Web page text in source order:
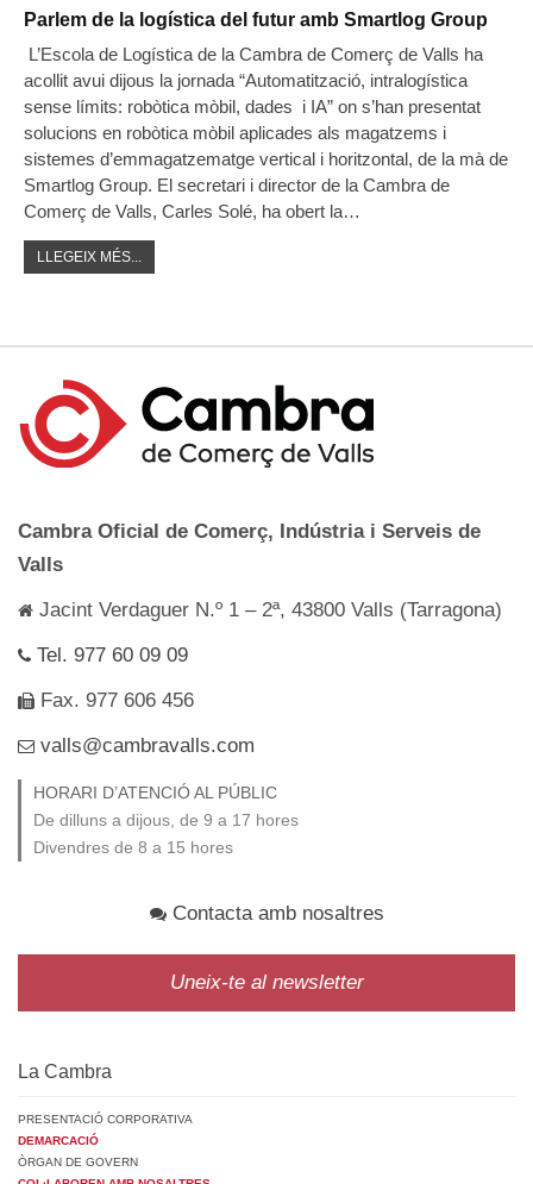
Parlem de la logística del futur amb Smartlog Group
L’Escola de Logística de la Cambra de Comerç de Valls ha
acollit avui dijous la jornada “Automatització, intralogística
sense límits: robòtica mòbil, dades i IA” on s’han presentat
solucions en robòtica mòbil aplicades als magatzems i
sistemes d’emmagatzematge vertical i horitzontal, de la mà de
Smartlog Group. El secretari i director de la Cambra de
Comerç de Valls, Carles Solé, ha obert la…
LLEGEIX MÉS...
Cambra Oficial de Comerç, Indústria i Serveis de
Valls
Jacint Verdaguer N.º 1 – 2ª, 43800 Valls (Tarragona)
Tel. 977 60 09 09
Fax. 977 606 456
valls@cambravalls.com
HORARI D’ATENCIÓ AL PÚBLIC
De dilluns a dijous, de 9 a 17 hores
Divendres de 8 a 15 hores
Contacta amb nosaltres
Uneix-te al newsletter
La Cambra
PRESENTACIÓ CORPORATIVA
DEMARCACIÓ
ÒRGAN DE GOVERN